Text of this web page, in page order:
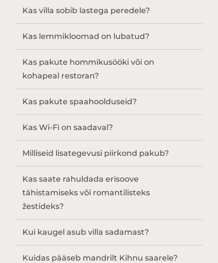
Kas villa sobib lastega peredele?
Kas lemmikloomad on lubatud?
Kas pakute hommikusööki või on
kohapeal restoran?
Kas pakute spaahoolduseid?
Kas Wi-Fi on saadaval?
Milliseid lisategevusi piirkond pakub?
Kas saate rahuldada erisoove
tähistamiseks või romantilisteks
žestideks?
Kui kaugel asub villa sadamast?
Kuidas pääseb mandrilt Kihnu saarele?